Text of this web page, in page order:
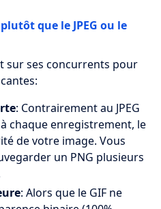
que le JPEG ou le
sur ses concurrents pour
: Contrairement au JPEG
chaque enregistrement, le
de votre image. Vous
un PNG plusieurs
: Alors que le GIF ne